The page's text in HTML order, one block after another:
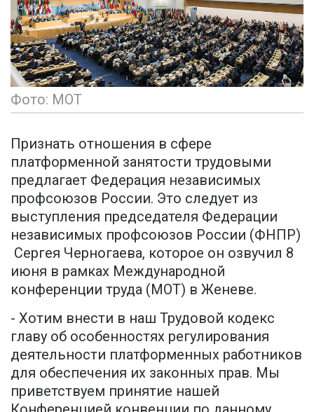
Фото: МОТ
Признать отношения в сфере
платформенной занятости трудовыми
предлагает Федерация независимых
профсоюзов России. Это следует из
выступления председателя Федерации
независимых профсоюзов России (ФНПР)
Сергея Черногаева, которое он озвучил 8
июня в рамках Международной
конференции труда (МОТ) в Женеве.
- Хотим внести в наш Трудовой кодекс
главу об особенностях регулирования
деятельности платформенных работников
для обеспечения их законных прав. Мы
приветствуем принятие нашей